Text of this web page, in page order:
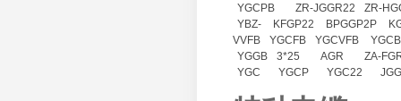
YGCPB
ZR-JGGR22
ZR-
YBZ-
KFGP22 BPGGP2P
VVFB
YGCFB YGCVFB
YGCB
YGGB
3*25 AGR
ZA-
YGC
YGCP YGC22